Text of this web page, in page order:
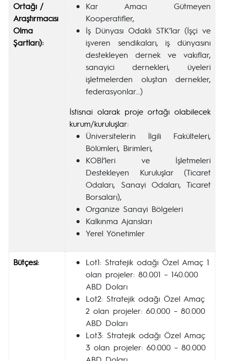
Ortağı /
Araştırmacısı
Olma
Şartları):
Kar Amacı Gütmeyen
Kooperatifler,
İş Dünyası Odaklı STK’lar (İşçi ve
işveren sendikaları, iş dünyasını
destekleyen dernek ve vakıflar,
sanayici dernekleri, üyeleri
işletmelerden oluştan dernekler,
federasyonlar…)
İstisnai olarak proje ortağı olabilecek
kurum/kuruluşlar:
Üniversitelerin İlgili Fakülteleri,
Bölümleri, Birimleri,
KOBİ’leri ve İşletmeleri
Destekleyen Kuruluşlar (Ticaret
Odaları, Sanayi Odaları, Ticaret
Borsaları),
Organize Sanayi Bölgeleri
Kalkınma Ajansları
Yerel Yönetimler
Bütçesi:
Lot1: Stratejik odağı Özel Amaç 1
olan projeler: 80.001 – 140.000
ABD Doları
Lot2: Stratejik odağı Özel Amaç
2 olan projeler: 60.000 – 80.000
ABD Doları
Lot3: Stratejik odağı Özel Amaç
3 olan projeler: 60.000 – 80.000